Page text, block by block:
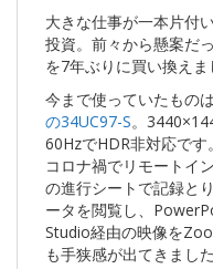
大きな仕事が一本片付
投資。前々から懸案だ
を7年ぶりに買い換えま
今まで使っていたもの
の34UC97-S。
60HzでHDR非対応です
コロナ禍でリモートイ
の進行シートで記録と
ータを閲覧し、
Studio経由の映像を
も手狭感が出てきまし